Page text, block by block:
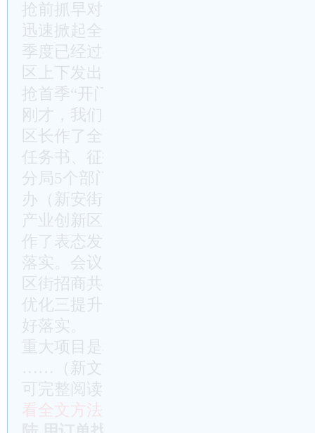
抢前抓早对本年度“重大项目建设提速行
迅速掀起全年大抓项目热潮；第三，这
季度已经过半，时间不等人、任务更催
区上下发出“开局即决战、起步即冲刺”
抢首季“开门红”，为夺取龙年“全年胜”
刚才，我们共同观看了重大项目建设责
区长作了全面的工作部署，下达了本年
任务书、征拆工作任务书，发改、工信
分局5个部门作了交流
办（新安街道）、新加坡科创城（**街
产业创新区（**街道）、**旅游度假区
作了表态发言，大家气势很足、干劲十
落实。会议还下发了一系列文件，对“双
区街招商共享机制、重大项目扶持专项
优化三提升”等工作进行了明确，全区各
好落实。
重大项目是稳定经济运行的压舱石，是
……（新文秘网http://www.wm114.cn省
可完整阅读）……
看全文方法：